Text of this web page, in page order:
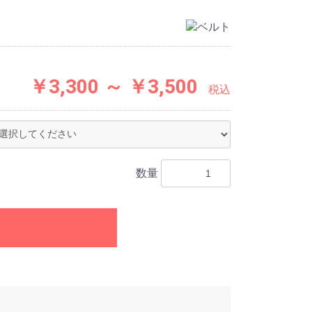
￥3,300 ～ ￥3,500 税込
数量